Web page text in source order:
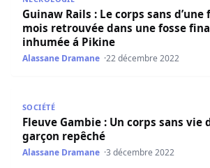
Guinaw Rails : Le corps sans
mois retrouvée dans une fosse
inhumée á Pikine
Alassane Dramane 22 décembre 2022
SOCIÉTÉ
Fleuve Gambie : Un corps sans vie
garçon repêché
Alassane Dramane 3 décembre 2022